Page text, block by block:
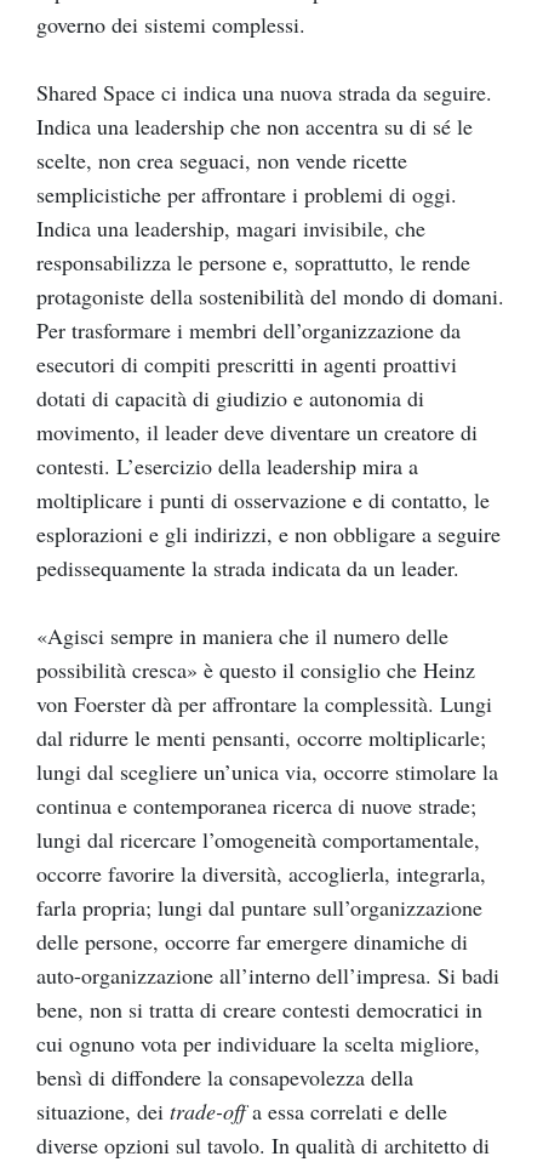
governo dei sistemi complessi.
Shared Space ci indica una nuova strada da seguire.
Indica una leadership che non accentra su di sé le
scelte, non crea seguaci, non vende ricette
semplicistiche per affrontare i problemi di oggi.
Indica una leadership, magari invisibile, che
responsabilizza le persone e, soprattutto, le rende
protagoniste della sostenibilità del mondo di domani.
Per trasformare i membri dell’organizzazione da
esecutori di compiti prescritti in agenti proattivi
dotati di capacità di giudizio e autonomia di
movimento, il leader deve diventare un creatore di
contesti. L’esercizio della leadership mira a
moltiplicare i punti di osservazione e di contatto, le
esplorazioni e gli indirizzi, e non obbligare a seguire
pedissequamente la strada indicata da un leader.
«Agisci sempre in maniera che il numero delle
possibilità cresca» è questo il consiglio che Heinz
von Foerster dà per affrontare la complessità. Lungi
dal ridurre le menti pensanti, occorre moltiplicarle;
lungi dal scegliere un’unica via, occorre stimolare la
continua e contemporanea ricerca di nuove strade;
lungi dal ricercare l’omogeneità comportamentale,
occorre favorire la diversità, accoglierla, integrarla,
farla propria; lungi dal puntare sull’organizzazione
delle persone, occorre far emergere dinamiche di
auto-organizzazione all’interno dell’impresa. Si badi
bene, non si tratta di creare contesti democratici in
cui ognuno vota per individuare la scelta migliore,
bensì di diffondere la consapevolezza della
situazione, dei trade-offa essa correlati e delle
diverse opzioni sul tavolo. In qualità di architetto di